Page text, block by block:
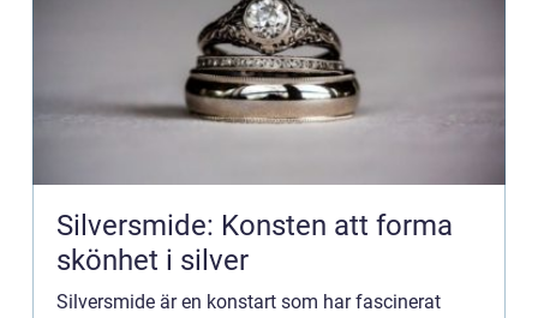
Silversmide: Konsten att forma
skönhet i silver
Silversmide är en konstart som har fascinerat